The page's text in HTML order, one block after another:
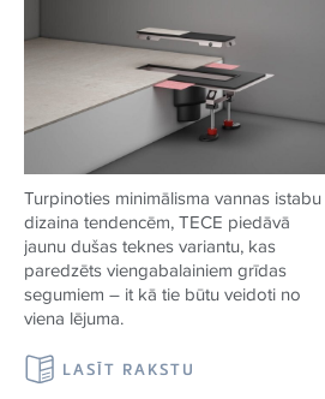
Turpinoties minimālisma vannas istabu
dizaina tendencēm, TECE piedāvā
jaunu dušas teknes variantu, kas
paredzēts viengabalainiem grīdas
segumiem – it kā tie būtu veidoti no
viena lējuma.
LASĪT RAKSTU